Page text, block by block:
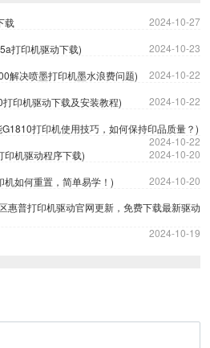
载
2024-10-27
打印机驱动下载)
2024-10-23
解决喷墨打印机墨水浪费问题)
2024-10-22
印机驱动下载及安装教程)
2024-10-22
打印机使用技巧，如何保持印品质量？)
2024-10-22
机驱动程序下载)
2024-10-20
如何重置，简单易学！)
2024-10-20
惠普打印机驱动官网更新，免费下载最新驱动
2024-10-19